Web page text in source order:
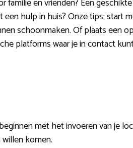
hulp in huis? Onze tips: start
schoonmaken. Of plaats een
platforms waar je in contact
met het invoeren van je
komen.